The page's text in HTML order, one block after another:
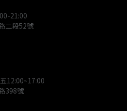
21:00
二段52號
12:00~17:00
398號